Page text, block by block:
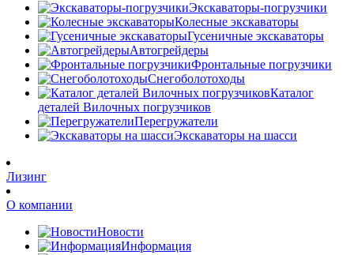
Экскаваторы-погрузчики
Колесные экскаваторы
Гусеничные экскаваторы
Автогрейдеры
Фронтальные погрузчики
Снегоболотоходы
Каталог
деталей Вилочных погрузчиков
Перегружатели
Экскаваторы на шасси
Лизинг
О компании
Новости
Информация